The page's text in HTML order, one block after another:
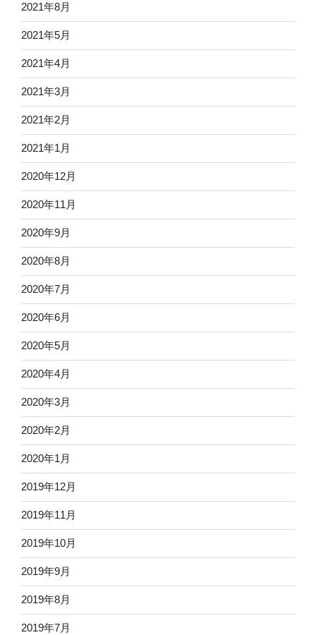
2021年8月
2021年5月
2021年4月
2021年3月
2021年2月
2021年1月
2020年12月
2020年11月
2020年9月
2020年8月
2020年7月
2020年6月
2020年5月
2020年4月
2020年3月
2020年2月
2020年1月
2019年12月
2019年11月
2019年10月
2019年9月
2019年8月
2019年7月